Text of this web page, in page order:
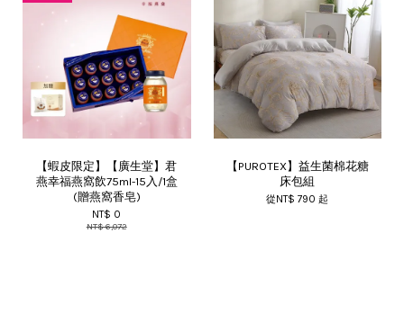
【蝦皮限定】【廣生堂】君
燕幸福燕窩飲75ml-15入/1盒
(贈燕窩香皂)
NT$ 0
NT$ 6,072
【PUROTEX】益生菌棉花糖
床包組
從NT$ 790起